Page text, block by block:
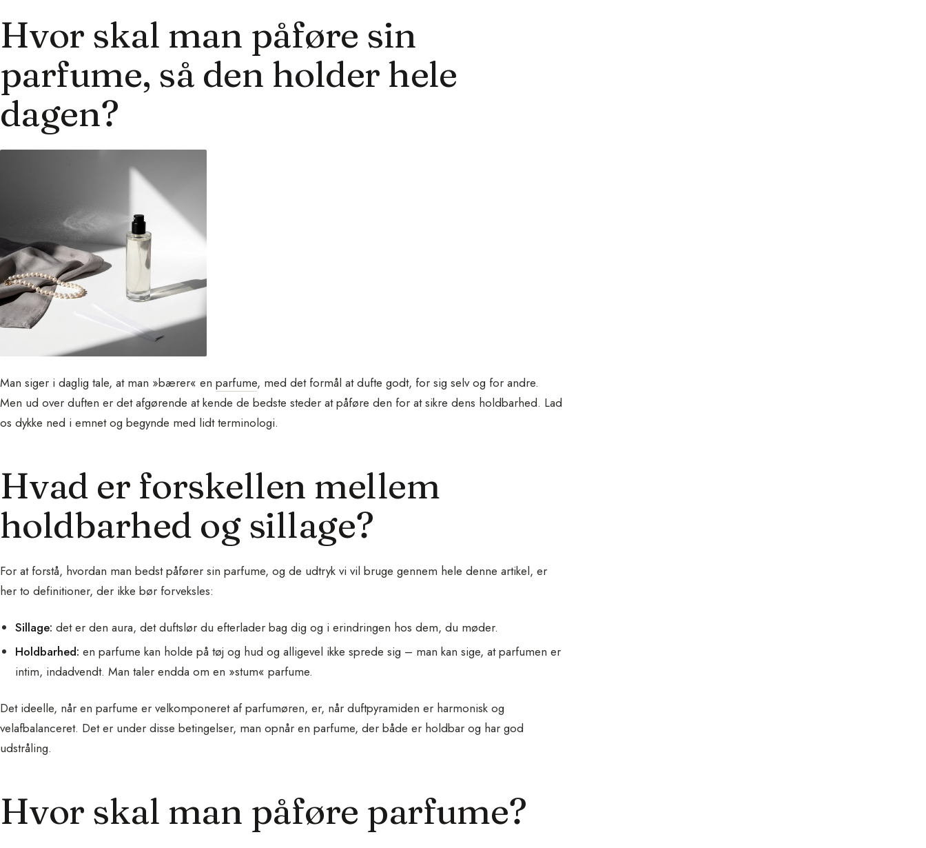
Hvor skal man påføre sin
parfume, så den holder hele
dagen?
Man siger i daglig tale, at man »bærer« en parfume, med det formål at dufte godt, for sig selv og for andre.
Men ud over duften er det afgørende at kende de bedste steder at påføre den for at sikre dens holdbarhed. Lad
os dykke ned i emnet og begynde med lidt terminologi.
Hvad er forskellen mellem
holdbarhed og sillage?
For at forstå, hvordan man bedst påfører sin parfume, og de udtryk vi vil bruge gennem hele denne artikel, er
her to definitioner, der ikke bør forveksles:
Sillage: det er den aura, det duftslør du efterlader bag dig og i erindringen hos dem, du møder.
Holdbarhed: en parfume kan holde på tøj og hud og alligevel ikke sprede sig – man kan sige, at parfumen er
intim, indadvendt. Man taler endda om en »stum« parfume.
Det ideelle, når en parfume er velkomponeret af parfumøren, er, når duftpyramiden er harmonisk og
velafbalanceret. Det er under disse betingelser, man opnår en parfume, der både er holdbar og har god
udstråling.
Hvor skal man påføre parfume?